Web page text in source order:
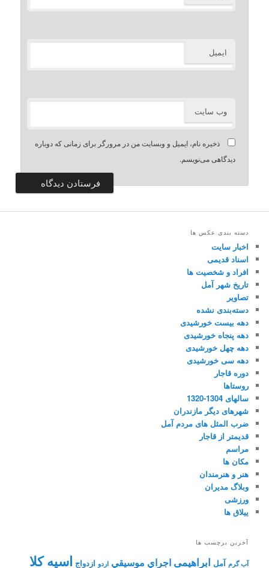
ایمیل
وب‌ سایت
ذخیره نام، ایمیل و وبسایت من در مرورگر برای زمانی که دوباره
دیدگاهی می‌نویسم.
دسته بندی عکس ها
اخبار سایت
اسناد قدیمی
افراد و شخصیت ها
تاریخ شهر آمل
تصاویر
دسته‌بندی نشده
دهه بیست خورشیدی
دهه پنجاه خورشیدی
دهه چهل خورشیدی
دهه سی خورشیدی
دوره قاجار
روستاها
سالهای 1304-1320
شهرهای دیگر مازندران
ضرب المثل های مردم آمل
قدیمتر از قاجار
مراسم
مکان ها
هنر و هنرمندان
وبلاگ مدیران
ورزشی
ییلاق ها
آخرین برچسب ها
آب گرم آمل ابراهیمی اجراي موسيقي اردو ازدواج اسپه کلا